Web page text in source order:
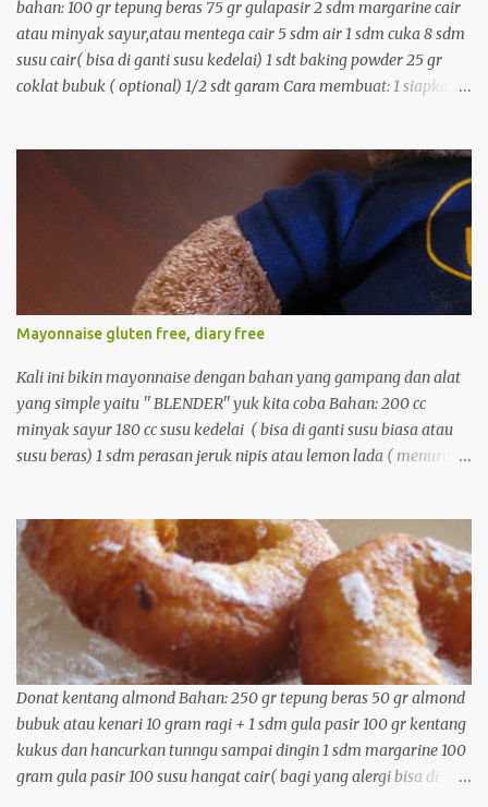
bahan: 100 gr tepung beras 75 gr gulapasir 2 sdm margarine cair
atau minyak sayur,atau mentega cair 5 sdm air 1 sdm cuka 8 sdm
susu cair( bisa di ganti susu kedelai) 1 sdt baking powder 25 gr
coklat bubuk ( optional) 1/2 sdt garam Cara membuat: 1 siapkan
masukkan ke cetakan yang telah di poles margarine. 5. kukus
dengan api besar sekitar 15 menit, hidangkan
Mayonnaise gluten free, diary free
Kali ini bikin mayonnaise dengan bahan yang gampang dan alat
yang simple yaitu '' BLENDER'' yuk kita coba Bahan: 200 cc
minyak sayur 180 cc susu kedelai ( bisa di ganti susu biasa atau
susu beras) 1 sdm perasan jeruk nipis atau lemon lada ( menurut
kedelai ke dalam blender. ( kalau ada blender yang kecil yang
untuk menghaluskan sambal lebih baik) dan blender selama 5
menit. 2. masukkan perasan jeruk nipis dan lemon, lanjutkan
kocok dengan blender hingga seperti kream (biasanya 1-2 menit)
3. keluarkan dari blender, maukkan bawang putih bubuk, lada,
dan garam aduk dengan sendok 4. mayonnaise telah siap.
Selamat mencoba
Donat kentang almond Bahan: 250 gr tepung beras 50 gr almond
bubuk atau kenari 10 gram ragi + 1 sdm gula pasir 100 gr kentang
kukus dan hancurkan tunngu sampai dingin 1 sdm margarine 100
gram gula pasir 100 susu hangat cair( bagi yang alergi bisa di